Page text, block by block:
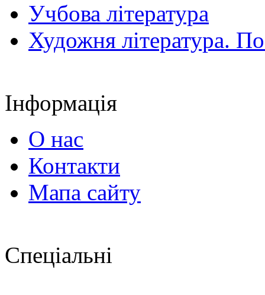
Учбова література
Художня література.
Інформація
О нас
Контакти
Мапа сайту
Спеціальні